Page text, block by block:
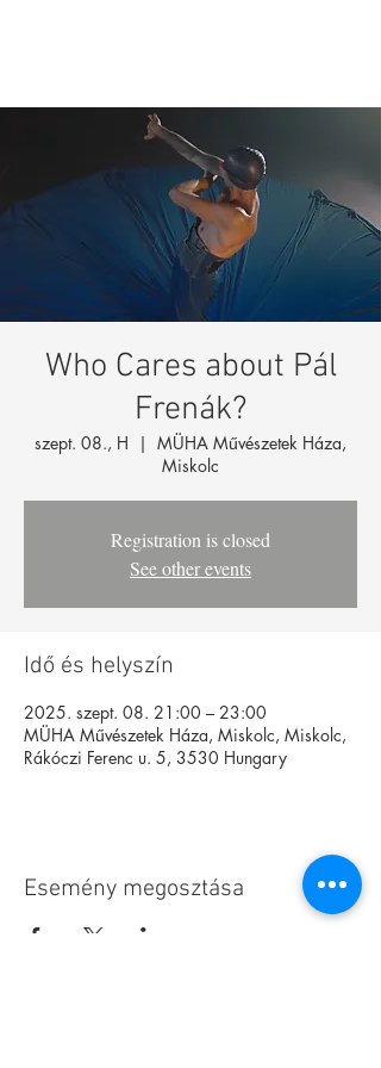
Who Cares about Pál
Frenák?
szept. 08., H
  |
MÜHA Művészetek Háza,
Miskolc
Registration is closed
See other events
Idő és helyszín
2025. szept. 08. 21:00 – 23:00
MÜHA Művészetek Háza, Miskolc, Miskolc,
Rákóczi Ferenc u. 5, 3530 Hungary
Esemény megosztása